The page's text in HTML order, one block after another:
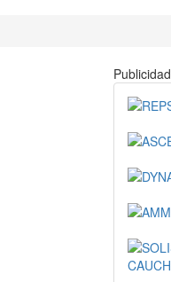
Publicidad